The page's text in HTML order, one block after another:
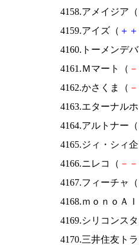
4158.アメイジア（
4159.アイズ（ ＋ ＋
4160.トーメンデ
4161.Ｍマート（ －
4162.かさくま（ －
4163.エターナル
4164.アルトナー（
4165.ジィ・シィ
4166.ニレコ（ － －
4167.フィーチャ（
4168.ｍｏｎｏＡ
4169.シリコンス
4170.三井住友ト